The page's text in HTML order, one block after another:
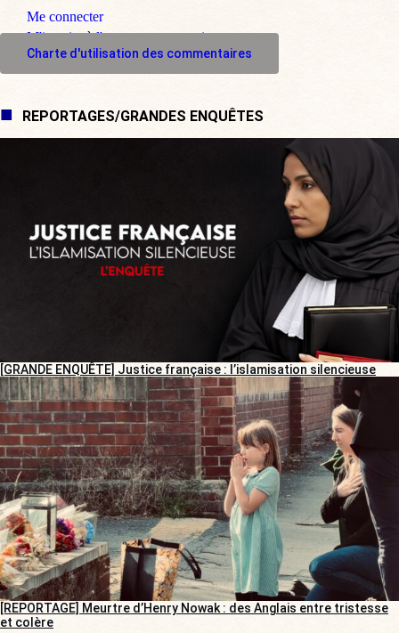
Me connecter
M'inscrire à l'espace commentaire
Charte d'utilisation des commentaires
REPORTAGES/GRANDES ENQUÊTES
[GRANDE ENQUÊTE] Justice française : l’islamisation silencieuse
[REPORTAGE] Meurtre d’Henry Nowak : des Anglais entre tristesse
et colère